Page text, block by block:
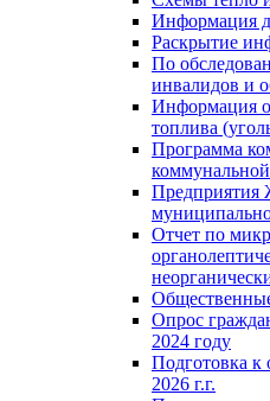
Информация
Раскрытие
По
инвалидов и
Информация о
топлива
Программа
Отчет по
Опрос
2024 году
Подготовка к
2026 г.г.